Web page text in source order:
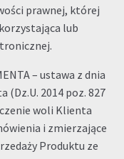
prawnej, której
lub
– ustawa z dnia
(Dz.U. 2014 poz. 827
woli Klienta
i zmierzające
Produktu ze